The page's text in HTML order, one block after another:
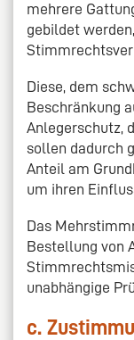
mehrere
gebildet
Diese, dem
Beschränkung
Anlegerschutz,
sollen dadurch
Anteil am
um ihren
Das
Bestellung von
unabhängige
c.